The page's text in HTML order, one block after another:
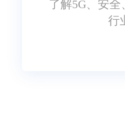
了解5G、安全
行